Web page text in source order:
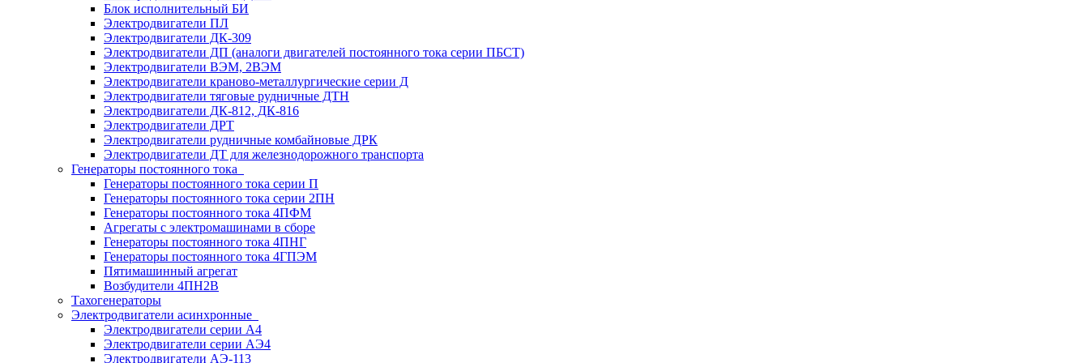
Блок исполнительный БИ
Электродвигатели ПЛ
Электродвигатели ДК-309
Электродвигатели ДП (аналоги двигателей постоянного тока серии ПБСТ)
Электродвигатели ВЭМ, 2ВЭМ
Электродвигатели краново-металлургические серии Д
Электродвигатели тяговые рудничные ДТН
Электродвигатели ДК-812, ДК-816
Электродвигатели ДРТ
Электродвигатели рудничные комбайновые ДРК
Электродвигатели ДТ для железнодорожного транспорта
Генераторы постоянного тока
Генераторы постоянного тока серии П
Генераторы постоянного тока серии 2ПН
Генераторы постоянного тока 4ПФМ
Агрегаты с электромашинами в сборе
Генераторы постоянного тока 4ПНГ
Генераторы постоянного тока 4ГПЭМ
Пятимашинный агрегат
Возбудители 4ПН2В
Тахогенераторы
Электродвигатели асинхронные
Электродвигатели серии А4
Электродвигатели серии АЭ4
Электродвигатели АЭ-113